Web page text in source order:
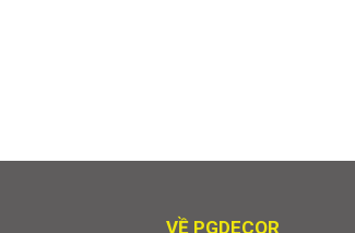
VỀ PGDECOR